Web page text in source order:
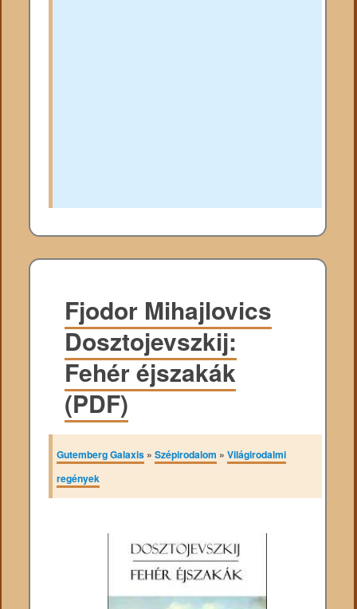
Fjodor Mihajlovics
Dosztojevszkij:
Fehér éjszakák
(PDF)
Gutemberg Galaxis »Szépirodalom »Világirodalmi
regények